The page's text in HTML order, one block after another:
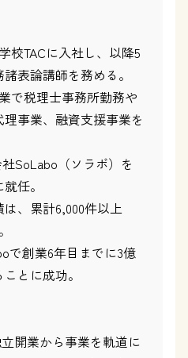
校TACに入社し、以降5
表論講師を務める。
で税理士事務所勤務や
事業、融資支援事業を
SoLabo（ソラボ）を
任。
、累計6,000件以上
で創業6年目までに3億
とに成功。
開業から事業を軌道に